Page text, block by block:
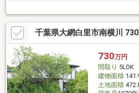
千葉県大網白里市南横川
730万円
間取り 5LDK
建物面積
土地面積